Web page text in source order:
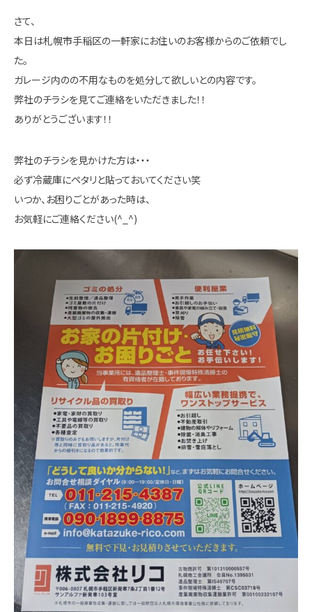
さて、
本日は札幌市手稲区の一軒家にお住いのお客様からのご依頼でし
た。
ガレージ内のの不用なものを処分して欲しいとの内容です。
弊社のチラシを見てご連絡をいただきました！！
ありがとうございます！！
弊社のチラシを見かけた方は・・・
必ず冷蔵庫にペタリと貼っておいてください笑
いつか、お困りごとがあった時は、
お気軽にご連絡ください(^_^)